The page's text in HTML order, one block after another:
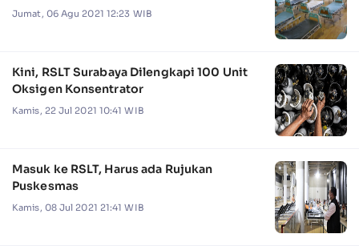
Jumat, 06 Agu 2021 12:23 WIB
Kini, RSLT Surabaya Dilengkapi 100 Unit
Oksigen Konsentrator
Kamis, 22 Jul 2021 10:41 WIB
Masuk ke RSLT, Harus ada Rujukan
Puskesmas
Kamis, 08 Jul 2021 21:41 WIB